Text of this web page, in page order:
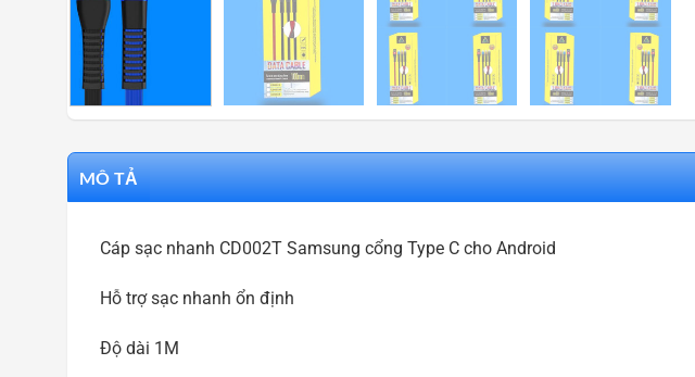
MÔ TẢ
Cáp sạc nhanh CD002T Samsung cổng Type C cho Android
Hỗ trợ sạc nhanh ổn định
Độ dài 1M